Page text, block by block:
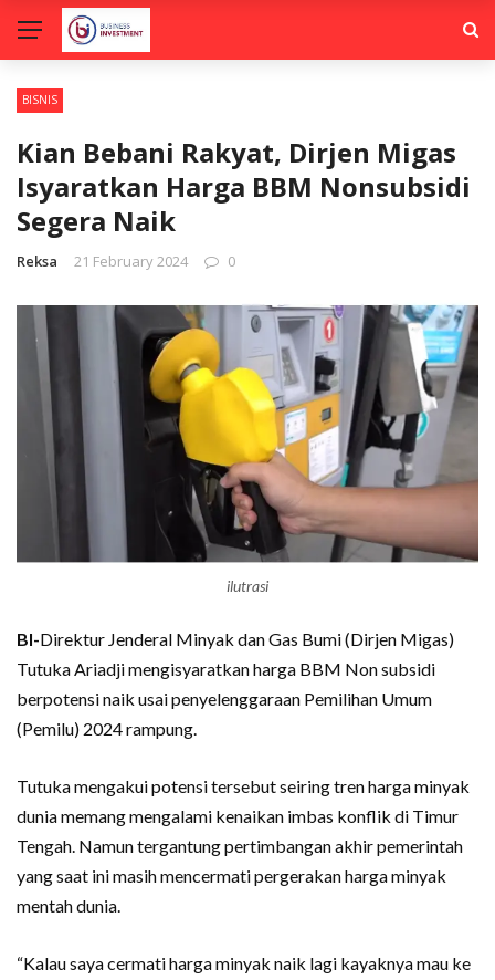
BISNIS
Kian Bebani Rakyat, Dirjen Migas
Isyaratkan Harga BBM Nonsubsidi
Segera Naik
Reksa 21 February 2024 0
ilutrasi
BI-Direktur Jenderal Minyak dan Gas Bumi (Dirjen Migas)
Tutuka Ariadji mengisyaratkan harga BBM Non subsidi
berpotensi naik usai penyelenggaraan Pemilihan Umum
(Pemilu) 2024 rampung.
Tutuka mengakui potensi tersebut seiring tren harga minyak
dunia memang mengalami kenaikan imbas konflik di Timur
Tengah. Namun tergantung pertimbangan akhir pemerintah
yang saat ini masih mencermati pergerakan harga minyak
mentah dunia.
“Kalau saya cermati harga minyak naik lagi kayaknya mau ke